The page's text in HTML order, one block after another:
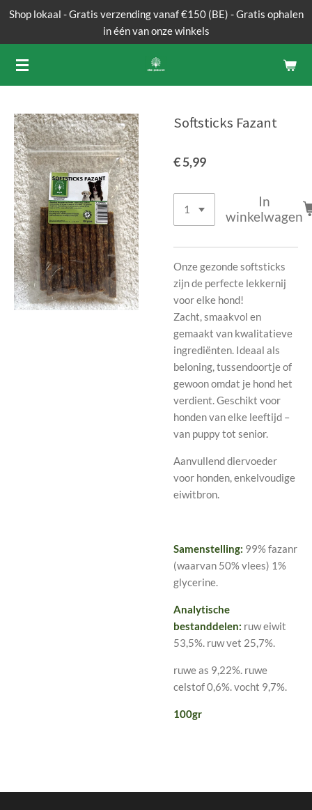
Ga
naar
de
Shop lokaal - Gratis verzending vanaf €150 (BE) - Gratis ophalen
in één van onze winkels
Softsticks Fazant
€ 5,99
In
winkelwagen
Onze gezonde softsticks
zijn de perfecte lekkernij
voor elke hond!
Zacht, smaakvol en
gemaakt van kwalitatieve
ingrediënten. Ideaal als
beloning, tussendoortje of
gewoon omdat je hond het
verdient. Geschikt voor
honden van elke leeftijd –
van puppy tot senior.
Aanvullend diervoeder
voor honden, enkelvoudige
eiwitbron.
Samenstelling: 99% fazanr
(waarvan 50% vlees) 1%
glycerine.
Analytische
bestanddelen: ruw eiwit
53,5%. ruw vet 25,7%.
ruwe as 9,22%. ruwe
celstof 0,6%. vocht 9,7%.
100gr